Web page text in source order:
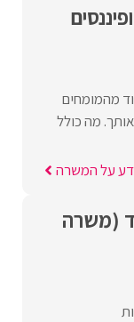
מהמומחים
מה כולל
על המשרה
(משרה